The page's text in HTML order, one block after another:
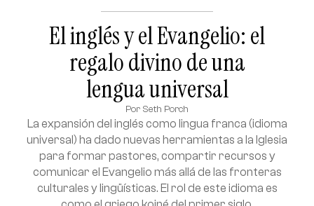
El inglés y el Evangelio: el
regalo divino de una
lengua universal
Por Seth Porch
La expansión del inglés como lingua franca (idioma
universal) ha dado nuevas herramientas a la Iglesia
para formar pastores, compartir recursos y
comunicar el Evangelio más allá de las fronteras
culturales y lingüísticas. El rol de este idioma es